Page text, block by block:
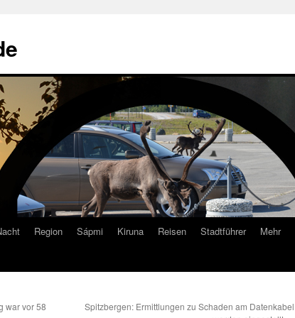
Region Sápmi Kiruna Reisen Stadtführer Mehr
war vor 58
Spitzbergen: Ermittlungen zu Schaden am Datenkabel